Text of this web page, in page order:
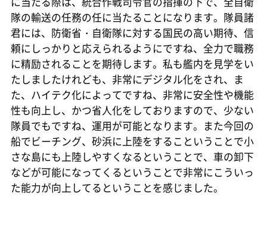
隊の輸送の任務の任に当たることになります。隊員諸
君には、防衛省・自衛隊に対する国民の高い期待、信
頼にしっかりと応えられるようにですね、全力で職務
に精励されることを期待します。私も艦内を見学をい
たしましたけれども、非常にデジタル化をされ、ま
た、ハイテク化によってですね、非常に安全性や機能
性も向上し、かつ省人化をしておりますので、少ない
隊員でもですね、運用が可能となります。また今回の
船でビーチング、砂浜に上陸をするこということで小
さな島にも上陸しやすくなるということで、車の卸下
などが可能になってくるということで非常にこういっ
た能力が向上してるということを感じました。